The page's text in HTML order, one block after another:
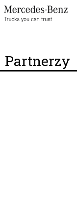
Partnerzy